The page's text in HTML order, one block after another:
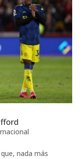
nada más